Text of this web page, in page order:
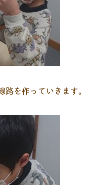
を作っていきます。